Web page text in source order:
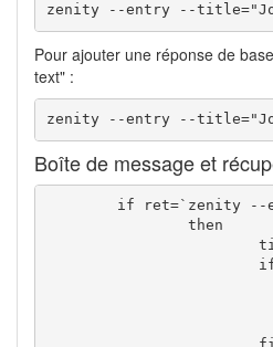
zenity --entry --
Pour ajouter une réponse de
text" :
zenity --entry --
Boîte de message et